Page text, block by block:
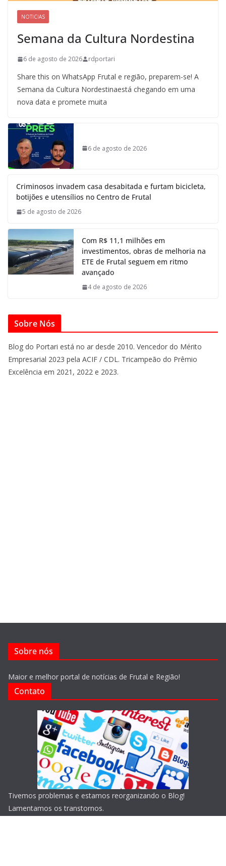
NOTICIAS
Semana da Cultura Nordestina
6 de agosto de 2026 rdportari
Share this on WhatsApp Frutal e região, preparem-se! A
Semana da Cultura Nordestinaestá chegando em uma
nova data e promete muita
6 de agosto de 2026
Criminosos invadem casa desabitada e furtam bicicleta,
botijões e utensílios no Centro de Frutal
5 de agosto de 2026
Com R$ 11,1 milhões em
investimentos, obras de melhoria na
ETE de Frutal seguem em ritmo
avançado
4 de agosto de 2026
Sobre Nós
Blog do Portari está no ar desde 2010. Vencedor do Mérito
Empresarial 2023 pela ACIF / CDL. Tricampeão do Prêmio
Excelência em 2021, 2022 e 2023.
Sobre nós
Maior e melhor portal de notícias de Frutal e Região!
Contato
Tivemos problemas e estamos reorganizando o Blog!
Lamentamos os transtornos.